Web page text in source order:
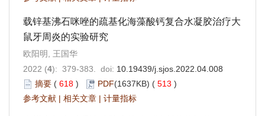
载锌基沸石咪唑的疏基化海藻酸钙复合水凝胶治疗大
鼠牙周炎的实验研究
欧阳明, 王国华
2022 (4): 379-383. doi: 10.19439/j.sjos.2022.04.008
摘要 ( 618 ) PDF(1637KB) ( 513 )
参考文献 | 相关文章 | 计量指标